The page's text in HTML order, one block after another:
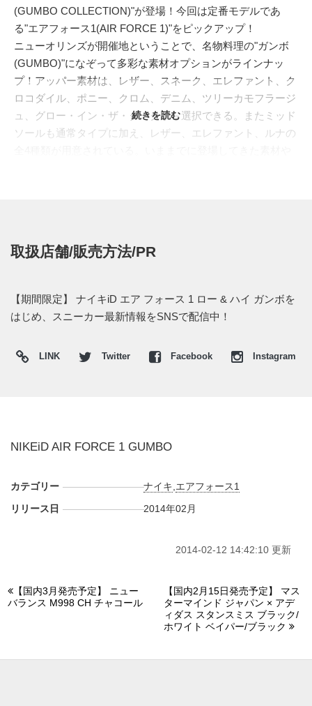
(GUMBO COLLECTION)"が登場！今回は定番モデルであ
る"エアフォース1(AIR FORCE 1)"をピックアップ！
ニューオリンズが開催地ということで、名物料理の"ガンボ
(GUMBO)"になぞって多彩な素材オプションがラインナッ
プ！アッパー素材は、レザー、スネーク、エレファント、ク
ロコダイル、ポニー、クロム、デニム、ツリーカモフラージ
ュ、グロー・イン・ザ・ダークから選択できる。またミッド
ソールも通常タイプに加え、レザー、エレファント、ルナの
続きを読む
取扱店舗/販売方法/PR
【期間限定】 ナイキiD エア フォース 1 ロー & ハイ ガンボを
はじめ、スニーカー最新情報をSNSで配信中！
LINK Twitter Facebook Instagram
NIKEiD AIR FORCE 1 GUMBO
カテゴリー ナイキ エアフォース1
リリース日
2014年02月
2014-02-12 14:42:10 更新
【国内3月発売予定】 ニュー
バランス M998 CH チャコール
【国内2月15日発売予定】 マス
ターマインド ジャパン × アデ
ィダス スタンスミス ブラック/
ホワイト ベイパー/ブラック